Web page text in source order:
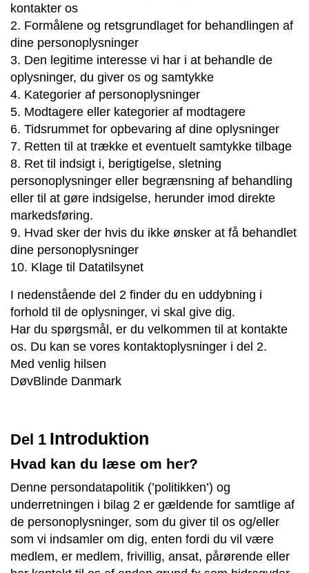
kontakter os
2. Formålene og retsgrundlaget for behandlingen af
dine personoplysninger
3. Den legitime interesse vi har i at behandle de
oplysninger, du giver os og samtykke
4. Kategorier af personoplysninger
5. Modtagere eller kategorier af modtagere
6. Tidsrummet for opbevaring af dine oplysninger
7. Retten til at trække et eventuelt samtykke tilbage
8. Ret til indsigt i, berigtigelse, sletning
personoplysninger eller begrænsning af behandling
eller til at gøre indsigelse, herunder imod direkte
markedsføring.
9. Hvad sker der hvis du ikke ønsker at få behandlet
dine personoplysninger
10. Klage til Datatilsynet
I nedenstående del 2 finder du en uddybning i
forhold til de oplysninger, vi skal give dig.
Har du spørgsmål, er du velkommen til at kontakte
os. Du kan se vores kontaktoplysninger i del 2.
Med venlig hilsen
DøvBlinde Danmark
Del 1 Introduktion
Hvad kan du læse om her?
Denne persondatapolitik (’politikken’) og
underretningen i bilag 2 er gældende for samtlige af
de personoplysninger, som du giver til os og/eller
som vi indsamler om dig, enten fordi du vil være
medlem, er medlem, frivillig, ansat, pårørende eller